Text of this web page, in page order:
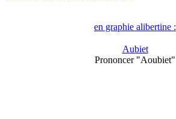
en graphie alibertine :
Aubiet
Prononcer "Aoubiet"